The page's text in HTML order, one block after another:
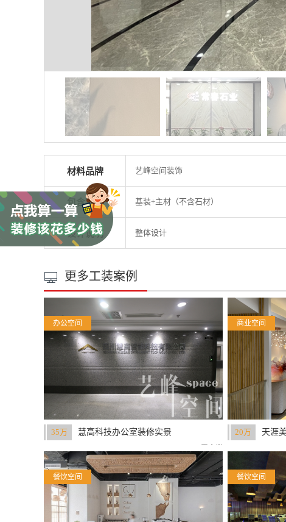
材料品牌 艺峰空间装饰
包含项目 基装+主材（不含石材）
设计说明 整体设计
 更多工装案例
办公空间
35万 慧高科技办公室装修实景
商业空间
20万 天涯
餐饮空间 餐饮空间